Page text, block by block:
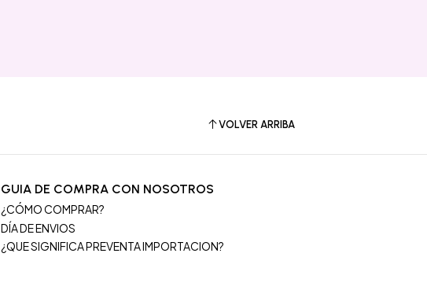
VOLVER ARRIBA
GUIA DE COMPRA CON NOSOTROS
¿CÓMO COMPRAR?
DÍA DE ENVIOS
¿QUE SIGNIFICA PREVENTA IMPORTACION?